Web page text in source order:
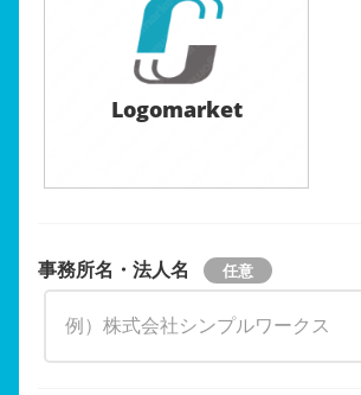
Logomarket
事務所名・法人名